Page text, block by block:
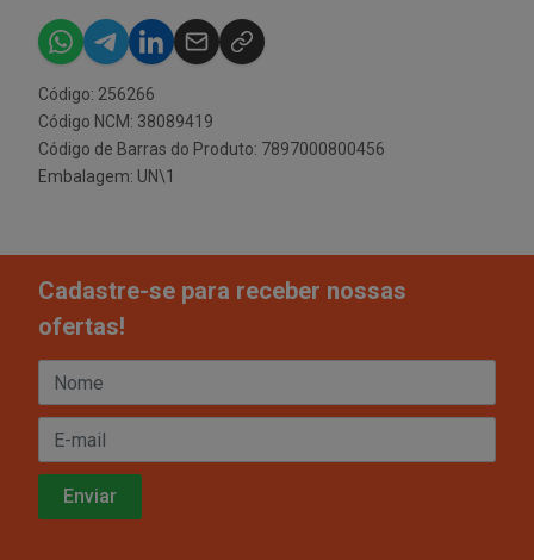
Código: 256266
Código NCM: 38089419
Código de Barras do Produto: 7897000800456
Embalagem: UN\1
Cadastre-se para receber nossas
ofertas!